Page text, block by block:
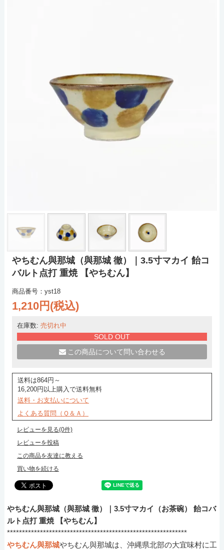
やちむん與那城（與那城 徹）｜3.5寸マカイ 飴コ
バルト点打 重焼 【やちむん】
商品番号：yst18
1,210円(税込)
在庫数: 売切れ中
SOLD OUT
この商品について問い合わせる
送料は864円～
16,200円以上購入で送料無料
送料・お支払いについて
よくある質問（Ｑ＆Ａ）
レビューを見る(0件)
レビューを投稿
この商品を友達に教える
買い物を続ける
やちむん與那城（與那城 徹）｜3.5寸マカイ（お茶碗） 飴コバ
ルト点打 重焼 【やちむん】
************************************************************
やちむん與那城やちむん與那城は、沖縄県北部の大宜味村に工